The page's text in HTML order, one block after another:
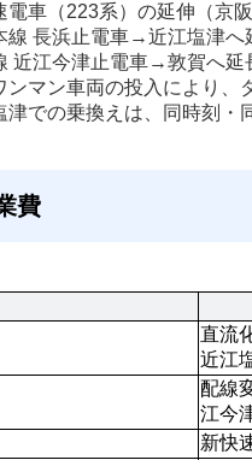
電車（223系）の延伸（京
線 長浜止電車→近江塩津へ
近江今津止電車→敦賀へ延
ンマン車両の投入により、
津での乗換えは、同時刻・
費
直流
近江
配線
江今
新快